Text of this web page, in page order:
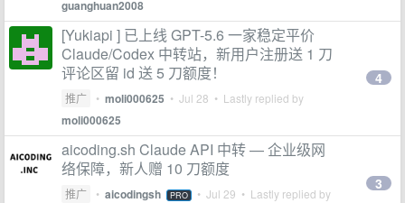
guanghuan2008
[Yukiapi ] 已上线 GPT-5.6 一家稳定平价
Claude/Codex 中转站，新用户注册送 1 刀
评论区留 id 送 5 刀额度！
推广 • moli000625 • Jul 28 • Lastly replied by
moli000625
4
aicoding.sh Claude API 中转 — 企业级网
络保障，新人赠 10 刀额度
推广 • aicodingsh PRO • Jul 29 • Lastly replied by
3